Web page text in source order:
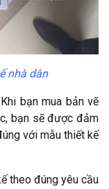
nhà dân
Khi bạn mua bản vẽ
bạn sẽ được đảm
với mẫu thiết kế
theo đúng yêu cầu